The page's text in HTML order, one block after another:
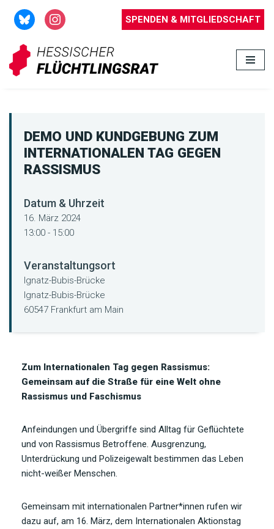
Zum
Inhalt
springen
SPENDEN & MITGLIEDSCHAFT
DEMO UND KUNDGEBUNG ZUM
INTERNATIONALEN TAG GEGEN
RASSISMUS
Datum & Uhrzeit
16. März 2024
13:00 - 15:00
Veranstaltungsort
Ignatz-Bubis-Brücke
Ignatz-Bubis-Brücke
60547 Frankfurt am Main
Zum Internationalen Tag gegen Rassismus:
Gemeinsam auf die Straße für eine Welt ohne
Rassismus und Faschismus
Anfeindungen und Übergriffe sind Alltag für Geflüchtete
und von Rassismus Betroffene. Ausgrenzung,
Unterdrückung und Polizeigewalt bestimmen das Leben
nicht-weißer Menschen.
Gemeinsam mit internationalen Partner*innen rufen wir
dazu auf, am 16. März, dem Internationalen Aktionstag